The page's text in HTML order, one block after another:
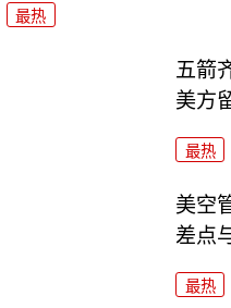
最热
五箭
美方
最热
美空
差点
最热